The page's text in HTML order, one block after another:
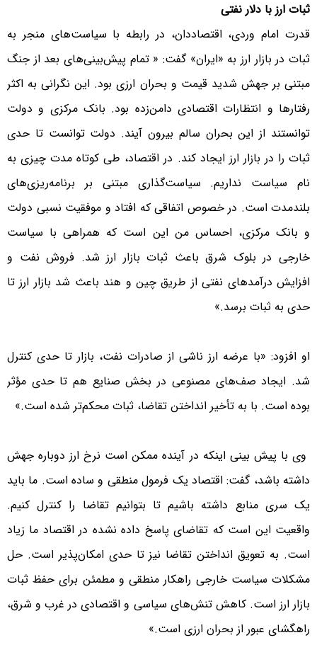
ثبات ارز با دلار نفتی
قدرت امام وردی، اقتصاددان، در رابطه با سیاست‌های منجر به
ثبات در بازار ارز به «ایران» گفت: « تمام پیش‌بینی‌های بعد از جنگ
مبتنی بر جهش شدید قیمت و بحران ارزی بود. این نگرانی به اکثر
رفتار‌ها و انتظارات اقتصادی دامن‌زده بود. بانک مرکزی و دولت
توانستند از این بحران سالم بیرون آیند. دولت توانست تا حدی
ثبات را در بازار ارز ایجاد کند. در اقتصاد، طی کوتاه مدت چیزی به
نام سیاست نداریم. سیاست‌گذاری مبتنی بر برنامه‌ریزی‌های
بلندمدت است. در خصوص اتفاقی که افتاد و موفقیت نسبی دولت
و بانک مرکزی، احساس من این است که همراهی با سیاست
خارجی در بلوک شرق باعث ثبات بازار ارز شد. فروش نفت و
افزایش درآمد‌های نفتی از طریق چین و هند باعث شد بازار ارز تا
حدی به ثبات برسد.»
او افزود: «با عرضه ارز ناشی از صادرات نفت، بازار تا حدی کنترل
شد. ایجاد صف‌های مصنوعی در بخش صنایع هم تا حدی مؤثر
بوده است. با به تأخیر انداختن تقاضا، ثبات محکم‌تر شده است.»
وی با پیش بینی اینکه در آینده ممکن است نرخ ارز دوباره جهش
داشته باشد، گفت: اقتصاد یک فرمول منطقی و ساده است. ما باید
یک سری منابع داشته باشیم تا بتوانیم تقاضا را کنترل کنیم.
واقعیت این است که تقاضای پاسخ داده نشده در اقتصاد ما زیاد
است. به تعویق انداختن تقاضا نیز تا حدی امکان‌پذیر است. حل
مشکلات سیاست خارجی راهکار منطقی و مطمئن برای حفظ ثبات
بازار ارز است. کاهش تنش‌های سیاسی و اقتصادی در غرب و شرق،
راهگشای عبور از بحران ارزی است.»